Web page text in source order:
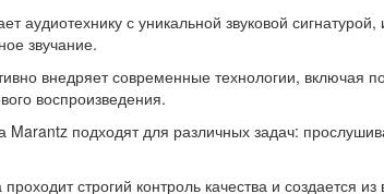
аудиотехнику с уникальной звуковой
звучание.
внедряет современные технологии, включая
воспроизведения.
Marantz подходят для различных задач:
проходит строгий контроль качества и создается